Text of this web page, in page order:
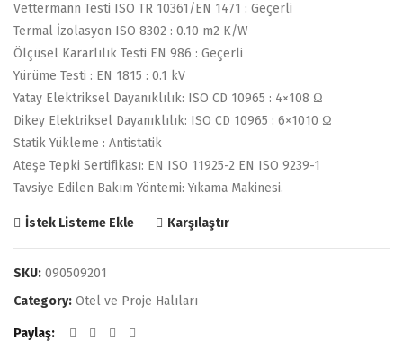
Vettermann Testi ISO TR 10361/EN 1471 : Geçerli
Termal İzolasyon ISO 8302 : 0.10 m2 K/W
Ölçüsel Kararlılık Testi EN 986 : Geçerli
Yürüme Testi : EN 1815 : 0.1 kV
Yatay Elektriksel Dayanıklılık: ISO CD 10965 : 4×108 Ω
Dikey Elektriksel Dayanıklılık: ISO CD 10965 : 6×1010 Ω
Statik Yükleme : Antistatik
Ateşe Tepki Sertifikası: EN ISO 11925-2 EN ISO 9239-1
Tavsiye Edilen Bakım Yöntemi: Yıkama Makinesi.
İstek Listeme Ekle Karşılaştır
SKU: 090509201
Category: Otel ve Proje Halıları
Paylaş